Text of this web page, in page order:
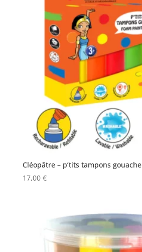
Cléopâtre – p’tits tampons gouache
17,00 €